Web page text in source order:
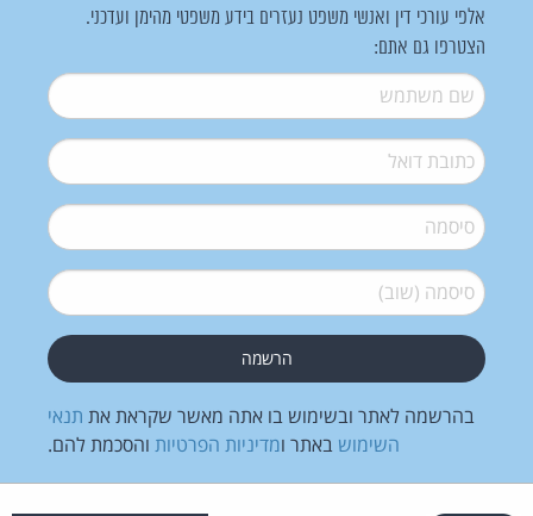
אלפי עורכי דין ואנשי משפט נעזרים בידע משפטי מהימן ועדכני.
הצטרפו גם אתם:
שם משתמש*
דואל*
סיסמה*
סיסמה (שוב)*
בהרשמה לאתר ובשימוש בו אתה מאשר שקראת את תנאי
השימוש באתר ומדיניות הפרטיות והסכמת להם.